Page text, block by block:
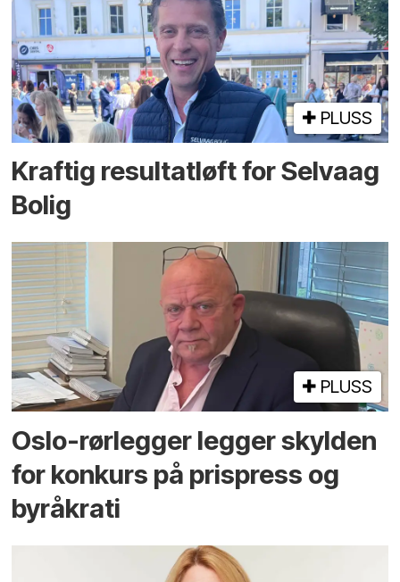
PLUSS
Kraftig resultatløft for Selvaag
Bolig
PLUSS
Oslo-rørlegger legger skylden
for konkurs på prispress og
byråkrati